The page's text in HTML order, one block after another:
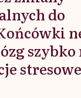
do
szybko